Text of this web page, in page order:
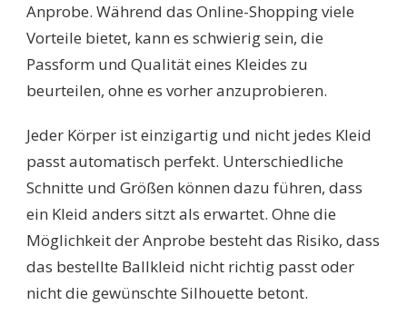
Anprobe. Während das Online-Shopping viele
Vorteile bietet, kann es schwierig sein, die
Passform und Qualität eines Kleides zu
beurteilen, ohne es vorher anzuprobieren.
Jeder Körper ist einzigartig und nicht jedes Kleid
passt automatisch perfekt. Unterschiedliche
Schnitte und Größen können dazu führen, dass
ein Kleid anders sitzt als erwartet. Ohne die
Möglichkeit der Anprobe besteht das Risiko, dass
das bestellte Ballkleid nicht richtig passt oder
nicht die gewünschte Silhouette betont.